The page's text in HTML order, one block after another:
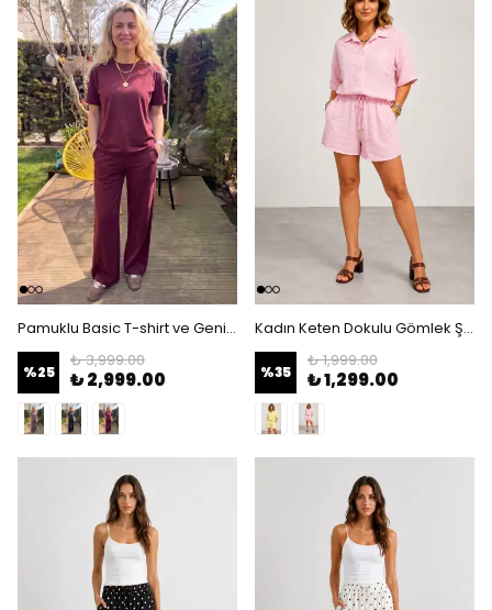
Pamuklu Basic T-shirt ve Geniş Paça Pantolon İkili Takım - bordo
%25
₺ 3,999.00
₺ 2,999.00
Kadın Keten Dokulu Gömlek Şort Takım - Pembe
%35
₺ 1,999.00
₺ 1,299.00